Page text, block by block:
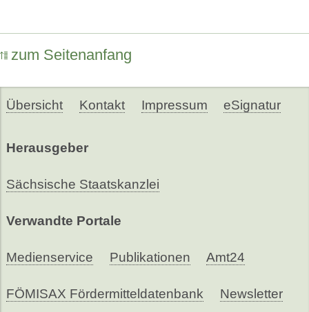
zum Seitenanfang
Übersicht Kontakt Impressum eSignatur
Herausgeber
Sächsische Staatskanzlei
Verwandte Portale
Medienservice Publikationen Amt24
FÖMISAX Fördermitteldatenbank Newsletter